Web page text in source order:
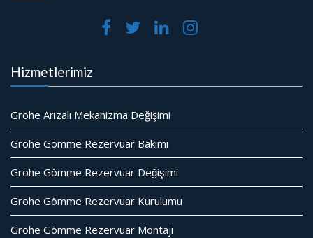
Hizmetlerimiz
Grohe Arızalı Mekanizma Değişimi
Grohe Gömme Rezervuar Bakımı
Grohe Gömme Rezervuar Değişimi
Grohe Gömme Rezervuar Kurulumu
Grohe Gömme Rezervuar Montajı